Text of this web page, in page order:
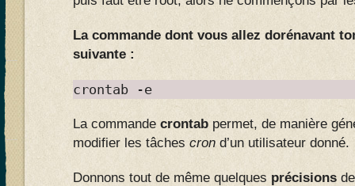
La commande dont vous allez dorénavant
suivante :
crontab -e
La commande crontab permet, de manière
modifier les tâches cron d’un utilisateur donné.
Donnons tout de même quelques précisions